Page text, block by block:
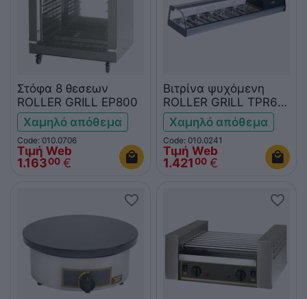
Στόφα 8 θεσεων
ROLLER GRILL EP800
Χαμηλό απόθεμα
Code: 010.0706
Τιμή Web
1.16300 €
Βιτρίνα ψυχόμενη
ROLLER GRILL TPR60
για tapas
Χαμηλό απόθεμα
Code: 010.0241
Τιμή Web
1.42100 €